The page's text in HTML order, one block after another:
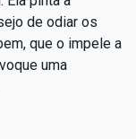
de odiar os
que o impele a
uma